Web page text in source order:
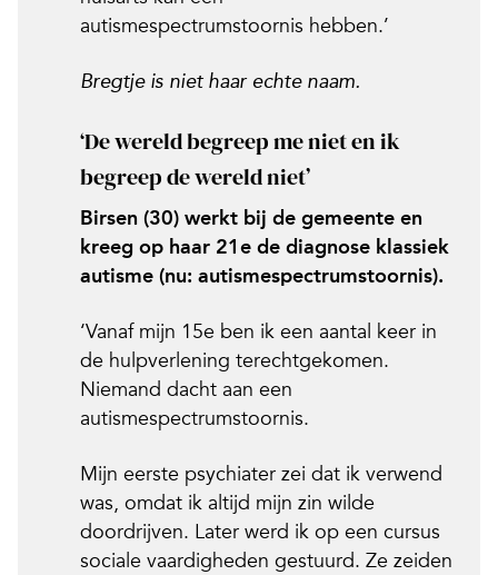
autismespectrumstoornis hebben.’
Bregtje is niet haar echte naam.
‘De wereld begreep me niet en ik
begreep de wereld niet’
Birsen (30) werkt bij de gemeente en
kreeg op haar 21e de diagnose klassiek
autisme (nu: autismespectrumstoornis).
‘Vanaf mijn 15e ben ik een aantal keer in
de hulpverlening terechtgekomen.
Niemand dacht aan een
autismespectrumstoornis.
Mijn eerste psychiater zei dat ik verwend
was, omdat ik altijd mijn zin wilde
doordrijven. Later werd ik op een cursus
sociale vaardigheden gestuurd. Ze zeiden